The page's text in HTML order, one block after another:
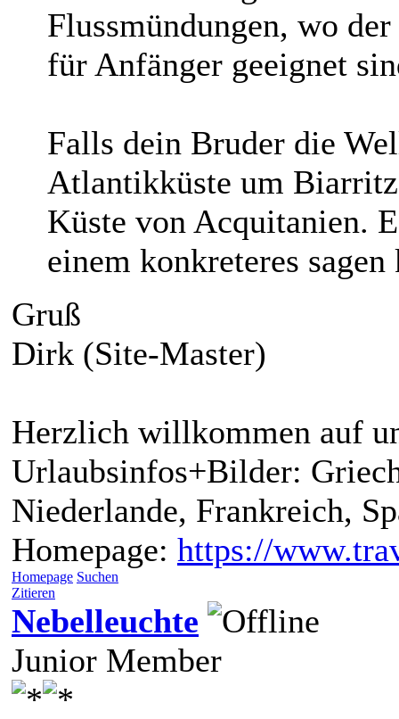
Flussmündungen, wo
für Anfänger geeignet
Falls dein Bruder die
Atlantikküste um
Küste von Acquitanien.
einem konkreteres
Gruß
Dirk (Site-Master)
Herzlich willkommen auf
Urlaubsinfos+Bilder:
Niederlande, Frankreich,
Homepage: https://
Homepage Suchen
Zitieren
Nebelleuchte
Junior Member